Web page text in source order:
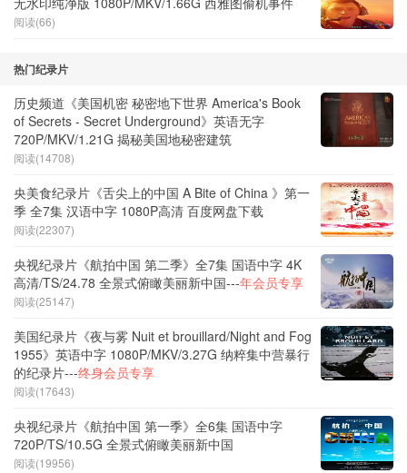
阅读(66)
热门纪录片
历史频道《美国机密 秘密地下世界 America's Book
of Secrets - Secret Underground》英语无字
720P/MKV/1.21G 揭秘美国地秘密建筑
阅读(14708)
央美食纪录片《舌尖上的中国 A Bite of China 》第一
季 全7集 汉语中字 1080P高清 百度网盘下载
阅读(22307)
央视纪录片《航拍中国 第二季》全7集 国语中字 4K
高清/TS/24.78 全景式俯瞰美丽新中国---年会员专享
阅读(25147)
美国纪录片《夜与雾 Nuit et brouillard/Night and Fog
1955》英语中字 1080P/MKV/3.27G 纳粹集中营暴行
的纪录片---终身会员专享
阅读(17643)
央视纪录片《航拍中国 第一季》全6集 国语中字
720P/TS/10.5G 全景式俯瞰美丽新中国
阅读(19956)